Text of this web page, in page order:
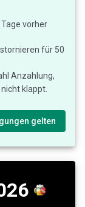
vorher
für 50
Anzahlung,
klappt.
gelten